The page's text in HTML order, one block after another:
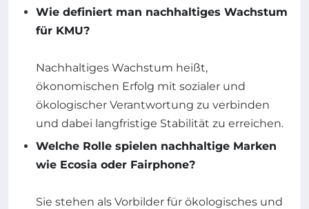
Wie definiert man nachhaltiges Wachstum
für KMU?
Nachhaltiges Wachstum heißt,
ökonomischen Erfolg mit sozialer und
ökologischer Verantwortung zu verbinden
und dabei langfristige Stabilität zu erreichen.
Welche Rolle spielen nachhaltige Marken
wie Ecosia oder Fairphone?
Sie stehen als Vorbilder für ökologisches und